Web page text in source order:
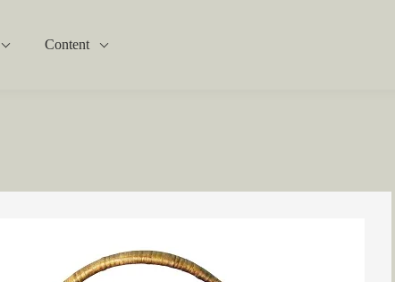
Content